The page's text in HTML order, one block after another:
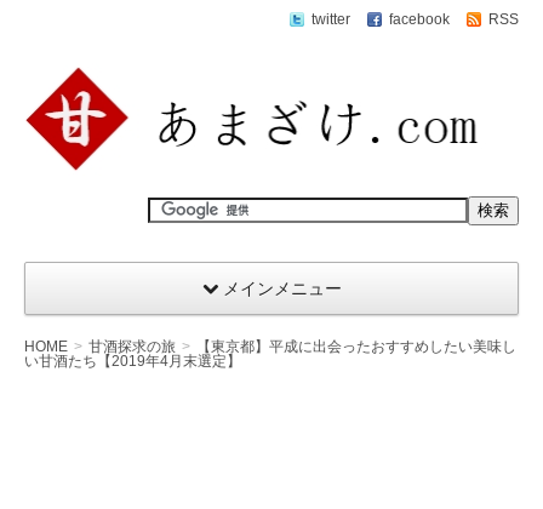
twitter facebook RSS
メインメニュー
HOME 甘酒探求の旅
【東京都】平成に出会ったおすすめしたい美味し
い甘酒たち【2019年4月末選定】